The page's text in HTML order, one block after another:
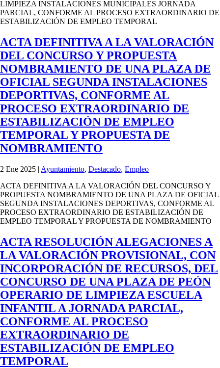
LIMPIEZA INSTALACIONES MUNICIPALES JORNADA
PARCIAL, CONFORME AL PROCESO EXTRAORDINARIO DE
ESTABILIZACIÓN DE EMPLEO TEMPORAL
ACTA DEFINITIVA A LA VALORACIÓN
DEL CONCURSO Y PROPUESTA
NOMBRAMIENTO DE UNA PLAZA DE
OFICIAL SEGUNDA INSTALACIONES
DEPORTIVAS, CONFORME AL
PROCESO EXTRAORDINARIO DE
ESTABILIZACIÓN DE EMPLEO
TEMPORAL Y PROPUESTA DE
NOMBRAMIENTO
2 Ene 2025 | Ayuntamiento, Destacado, Empleo
ACTA DEFINITIVA A LA VALORACIÓN DEL CONCURSO Y
PROPUESTA NOMBRAMIENTO DE UNA PLAZA DE OFICIAL
SEGUNDA INSTALACIONES DEPORTIVAS, CONFORME AL
PROCESO EXTRAORDINARIO DE ESTABILIZACIÓN DE
EMPLEO TEMPORAL Y PROPUESTA DE NOMBRAMIENTO
ACTA RESOLUCIÓN ALEGACIONES A
LA VALORACIÓN PROVISIONAL, CON
INCORPORACIÓN DE RECURSOS, DEL
CONCURSO DE UNA PLAZA DE PEÓN
OPERARIO DE LIMPIEZA ESCUELA
INFANTIL A JORNADA PARCIAL,
CONFORME AL PROCESO
EXTRAORDINARIO DE
ESTABILIZACIÓN DE EMPLEO
TEMPORAL